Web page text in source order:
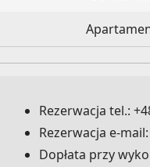
Rezerwacja tel.:
Rezerwacja e-mail:
Dopłata przy